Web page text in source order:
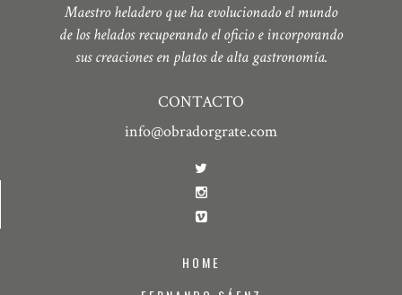
Maestro heladero que ha evolucionado el mundo
de los helados recuperando el oficio e incorporando
sus creaciones en platos de alta gastronomía.
CONTACTO
info@obradorgrate.com
HOME